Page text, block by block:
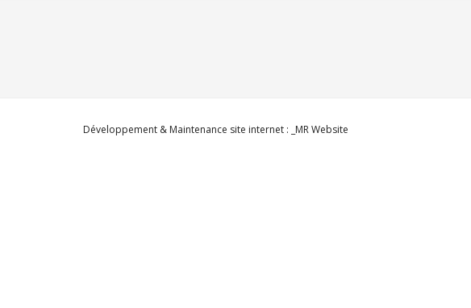
Développement & Maintenance site internet : _MR Website